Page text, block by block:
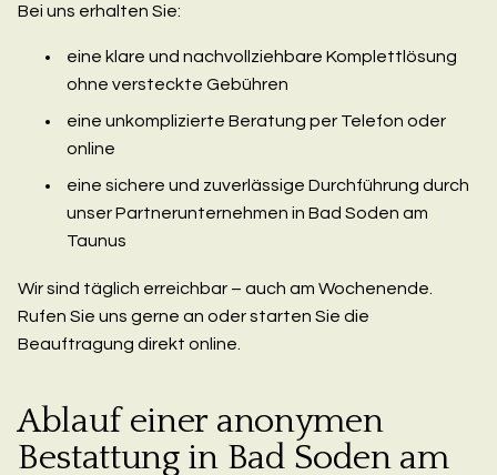
Bei uns erhalten Sie:
eine klare und nachvollziehbare Komplettlösung
ohne versteckte Gebühren
eine unkomplizierte Beratung per Telefon oder
online
eine sichere und zuverlässige Durchführung durch
unser Partnerunternehmen in Bad Soden am
Taunus
Wir sind täglich erreichbar – auch am Wochenende.
Rufen Sie uns gerne an oder starten Sie die
Beauftragung direkt online.
Ablauf einer anonymen
Bestattung in Bad Soden am